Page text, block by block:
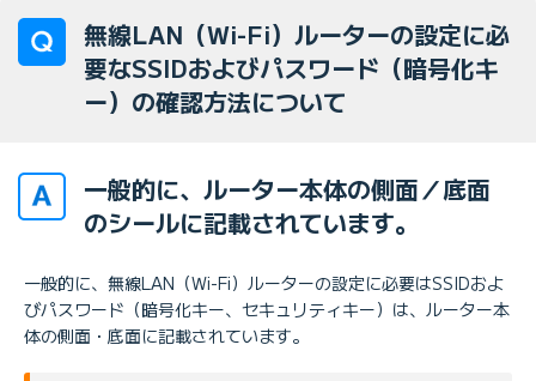
無線LAN（Wi-Fi）ルーターの設定に必
要なSSIDおよびパスワード（暗号化キ
ー）の確認方法について
一般的に、ルーター本体の側面／底面
のシールに記載されています。
一般的に、無線LAN（Wi-Fi）ルーターの設定に必要はSSIDおよ
びパスワード（暗号化キー、セキュリティキー）は、ルーター本
体の側面・底面に記載されています。